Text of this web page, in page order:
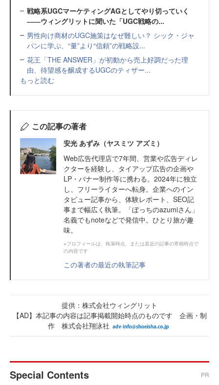
戦略系UGCマーケティングAGとしてやり切っていく
――ウィングリットに聞いた「UGC戦略の...
男性向け商材のUGC施策はなぜ難しい？ シック・ジャ
パンに学ぶ、“量”より“信頼”の戦略設...
花王「THE ANSWER」が初動から売上好調だった理
由、待望感を醸成するUGCのティザー...
もっと読む
この記事の著者
安光 あずみ（ヤスミツ アズミ）
Web広告代理店で7年間、営業や広告ディレ
クターを経験し、タイアップ広告の企画や
LP・バナー制作等に携わる。2024年に独立
し、フリーライターへ転身。企業へのイン
タビュー記事から、体験レポート、SEO記
事まで幅広く執筆。「ぼっちのazumiさん」
名義でもnoteなどで発信中。ひとり旅が趣
味。
※プロフィールは、執筆時点、または直近の記事の寄稿時点で
の内容です
この著者の最近の執筆記事
提供：株式会社ウィングリット
【AD】本記事の内容は記事掲載開始時点のものです 企画・制
作 株式会社翔泳社
Special Contents PR